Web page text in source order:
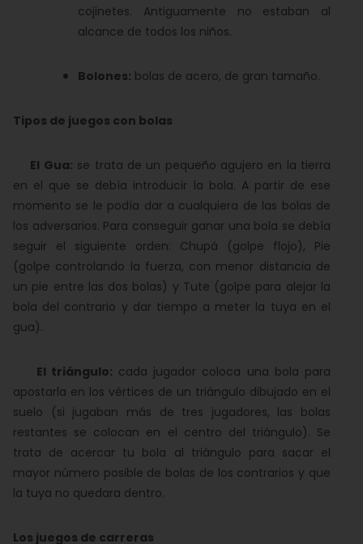
cojinetes. Antiguamente no estaban al
alcance de todos los niños.
Bolones: bolas de acero, de gran tamaño.
Tipos de juegos con bolas
El Gua: se trata de un pequeño agujero en la tierra
en el que se debía introducir la bola. A partir de ese
momento se le podía dar a cualquiera de las bolas de
los adversarios. Para conseguir ganar una bola se debía
seguir el siguiente orden: Chupá (golpe flojo), Pie
(golpe controlando la fuerza, con menor distancia de
un pie entre las dos bolas) y Tute (golpe para alejar la
bola del contrario y dar tiempo a meter la tuya en el
gua).
El triángulo: cada jugador coloca una bola para
apostarla en los vértices de un triángulo dibujado en el
suelo (si jugaban más de tres jugadores, las bolas
restantes se colocan en el centro del triángulo). Se
trata de acercar tu bola al triángulo para sacar el
mayor número posible de bolas de los contrarios y que
la tuya no quedara dentro.
Los juegos de carreras